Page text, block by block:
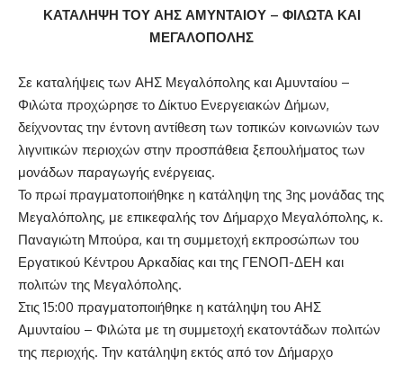
ΚΑΤΑΛΗΨΗ ΤΟΥ ΑΗΣ ΑΜΥΝΤΑΙΟΥ – ΦΙΛΩΤΑ ΚΑΙ
ΜΕΓΑΛΟΠΟΛΗΣ
Σε καταλήψεις των ΑΗΣ Μεγαλόπολης και Αμυνταίου –
Φιλώτα προχώρησε το Δίκτυο Ενεργειακών Δήμων,
δείχνοντας την έντονη αντίθεση των τοπικών κοινωνιών των
λιγνιτικών περιοχών στην προσπάθεια ξεπουλήματος των
μονάδων παραγωγής ενέργειας.
Το πρωί πραγματοποιήθηκε η κατάληψη της 3ης μονάδας της
Μεγαλόπολης, με επικεφαλής τον Δήμαρχο Μεγαλόπολης, κ.
Παναγιώτη Μπούρα, και τη συμμετοχή εκπροσώπων του
Εργατικού Κέντρου Αρκαδίας και της ΓΕΝΟΠ-ΔΕΗ και
πολιτών της Μεγαλόπολης.
Στις 15:00 πραγματοποιήθηκε η κατάληψη του ΑΗΣ
Αμυνταίου – Φιλώτα με τη συμμετοχή εκατοντάδων πολιτών
της περιοχής. Την κατάληψη εκτός από τον Δήμαρχο